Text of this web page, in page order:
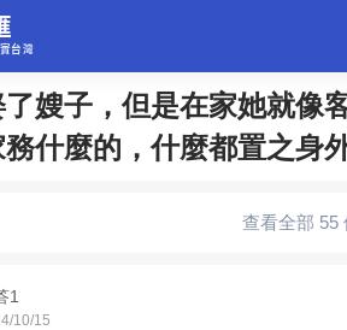
嫂子，但是在家她就像
什麼的，什麼都置之身
查看全部 55
1
10/15
婚姻情感 職場 夫妻生活